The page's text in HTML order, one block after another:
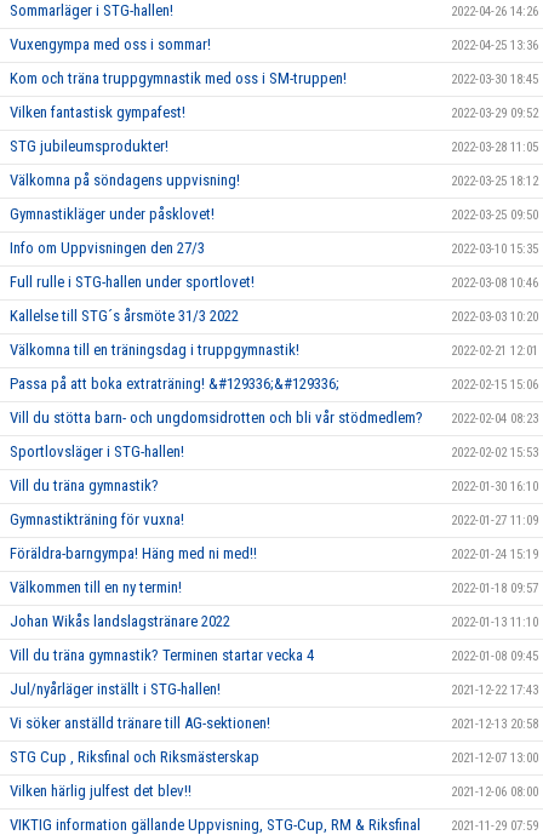
Sommarläger i STG-hallen! 2022-04-26 14:26
Vuxengympa med oss i sommar! 2022-04-25 13:36
Kom och träna truppgymnastik med oss i SM-truppen! 2022-03-30 18:45
Vilken fantastisk gympafest! 2022-03-29 09:52
STG jubileumsprodukter! 2022-03-28 11:05
Välkomna på söndagens uppvisning! 2022-03-25 18:12
Gymnastikläger under påsklovet! 2022-03-25 09:50
Info om Uppvisningen den 27/3 2022-03-10 15:35
Full rulle i STG-hallen under sportlovet! 2022-03-08 10:46
Kallelse till STG´s årsmöte 31/3 2022 2022-03-03 10:20
Välkomna till en träningsdag i truppgymnastik! 2022-02-21 12:01
Passa på att boka extraträning! &#129336;&#129336; 2022-02-15 15:06
Vill du stötta barn- och ungdomsidrotten och bli vår stödmedlem? 2022-02-04 08:23
Sportlovsläger i STG-hallen! 2022-02-02 15:53
Vill du träna gymnastik? 2022-01-30 16:10
Gymnastikträning för vuxna! 2022-01-27 11:09
Föräldra-barngympa! Häng med ni med!! 2022-01-24 15:19
Välkommen till en ny termin! 2022-01-18 09:57
Johan Wikås landslagstränare 2022 2022-01-13 11:10
Vill du träna gymnastik? Terminen startar vecka 4 2022-01-08 09:45
Jul/nyårläger inställt i STG-hallen! 2021-12-22 17:43
Vi söker anställd tränare till AG-sektionen! 2021-12-13 20:58
STG Cup , Riksfinal och Riksmästerskap 2021-12-07 13:00
Vilken härlig julfest det blev!! 2021-12-06 08:00
VIKTIG information gällande Uppvisning, STG-Cup, RM & Riksfinal 2021-11-29 07:59